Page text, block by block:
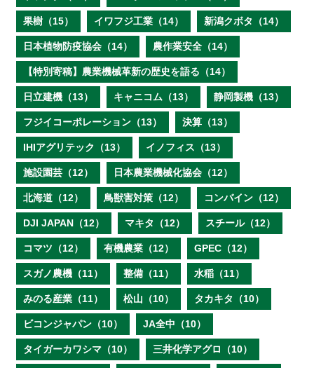
果樹（15） イワフジ工業（14） 新潟クボタ（14）
日本植物防疫協会（14） 農作業安全（14）
【特別寄稿】農業機械革新の歴史を語る（14）
日立建機（13） キャニコム（13） 静岡製機（13）
フジイコーポレーション（13） 決算（13）
IHIアグリテック（13） イノフィス（13）
施設園芸（12） 日本農業機械化協会（12）
北海道（12） 鳥獣害対策（12） コンバイン（12）
DJI JAPAN（12） マキタ（12） スチール（12）
コマツ（12） 有機農業（12） GPEC（12）
スガノ農機（11） 整備（11） 水稲（11）
みのる産業（11） 松山（10） タカキタ（10）
ビコンジャパン（10） JA全中（10）
タイガーカワシマ（10） 三井化学アグロ（10）